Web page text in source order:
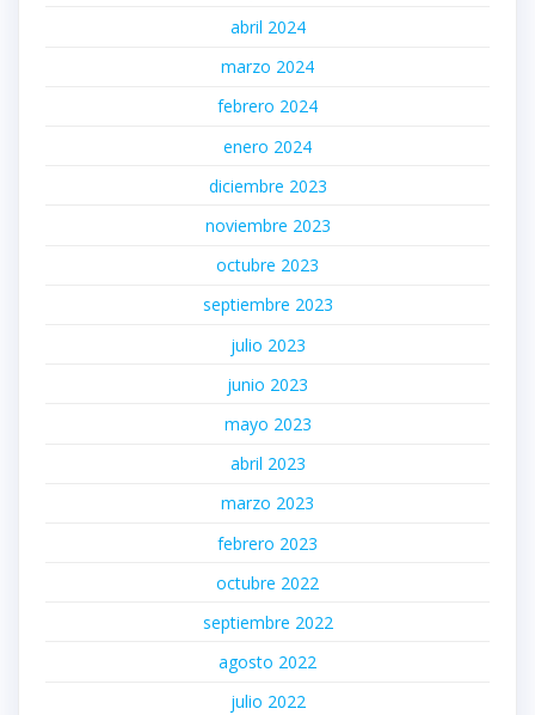
abril 2024
marzo 2024
febrero 2024
enero 2024
diciembre 2023
noviembre 2023
octubre 2023
septiembre 2023
julio 2023
junio 2023
mayo 2023
abril 2023
marzo 2023
febrero 2023
octubre 2022
septiembre 2022
agosto 2022
julio 2022